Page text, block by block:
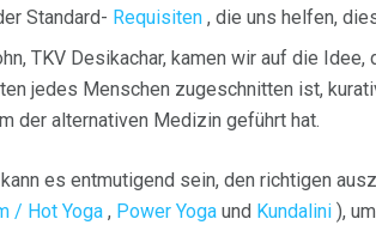
Standard- Requisiten , die uns helfen,
TKV Desikachar, kamen wir auf die
jedes Menschen zugeschnitten ist,
der alternativen Medizin geführt hat.
es entmutigend sein, den richtigen
/ Hot Yoga , Power Yoga und Kundalini ),